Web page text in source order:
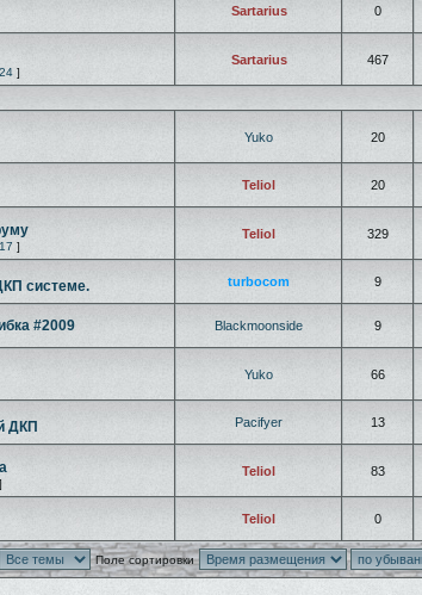
Sartarius 0
24 ]
Sartarius 467
Yuko 20
Teliol 20
17 ]
Teliol 329
системе. turbocom 9
#2009 Blackmoonside 9
Yuko 66
ДКП Pacifyer 13
]
Teliol 83
Teliol 0
Поле сортировки